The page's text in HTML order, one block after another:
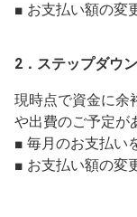
■ お支払い額の変
2．ステップダウ
現時点で資金に余
や出費のご予定が
■ 毎月のお支払い
■ お支払い額の変